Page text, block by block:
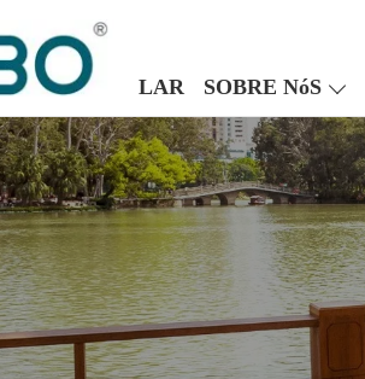
LAR SOBRE NóS